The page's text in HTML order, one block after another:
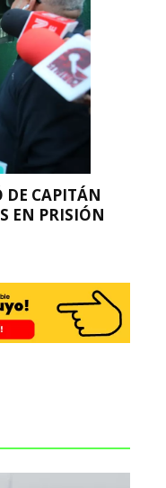
DE CAPITÁN
EN PRISIÓN